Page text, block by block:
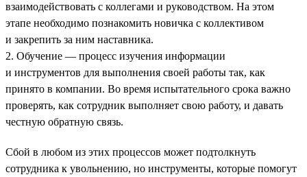
взаимодействовать с коллегами и руководством. На этом
этапе необходимо познакомить новичка с коллективом
и закрепить за ним наставника.
2. Обучение — процесс изучения информации
и инструментов для выполнения своей работы так, как
принято в компании. Во время испытательного срока важно
проверять, как сотрудник выполняет свою работу, и давать
честную обратную связь.
Сбой в любом из этих процессов может подтолкнуть
сотрудника к увольнению, но инструменты, которые помогут